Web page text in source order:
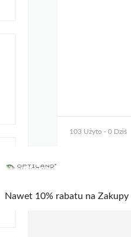
103 Użyto - 0 Dziś